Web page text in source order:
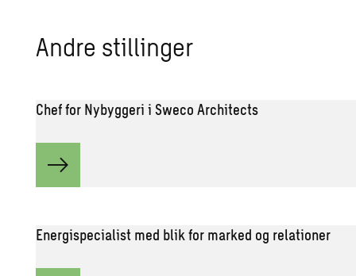
Andre stil­lin­ger
Chef for Nybyggeri i Sweco Architects
Energispecialist med blik for marked og relationer